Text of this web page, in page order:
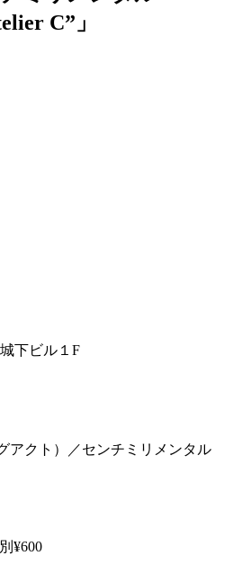
C”」
下ビル１F
アクト）／センチミリメンタル
¥600